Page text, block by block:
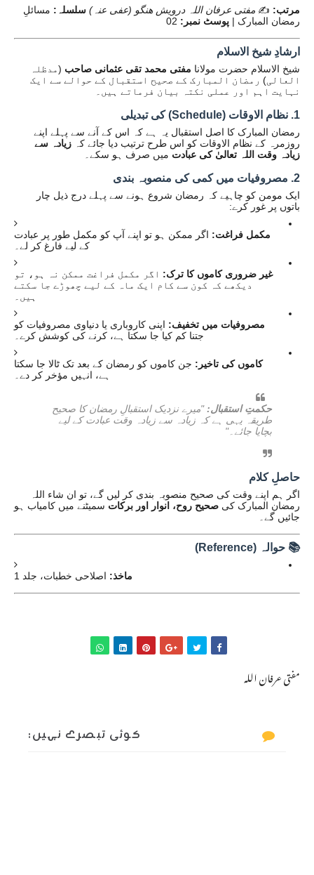
مرتب: ✍️ مفتی عرفان اللہ درویش ھنگو (عفی عنہ) سلسلہ: مسائلِ
رمضان المبارک | پوسٹ نمبر:
ارشادِ شیخ الاسلام
شیخ الاسلام حضرت مولانا مفتی محمد تقی عثمانی صاحب (مدظلہ
العالی) رمضان المبارک کے صحیح استقبال کے حوالے سے ایک
نہایت اہم اور عملی نکتہ بیان فرماتے ہیں۔
1. نظام الاوقات (Schedule) کی تبدیلی
رمضان المبارک کا اصل استقبال یہ ہے کہ اس کے آنے سے پہلے اپنے
روزمرہ کے نظام الاوقات کو اس طرح ترتیب دیا جائے کہ زیادہ سے
زیادہ وقت اللہ تعالیٰ کی عبادت میں صرف ہو سکے۔
2. مصروفیات میں کمی کی منصوبہ بندی
ایک مومن کو چاہیے کہ رمضان شروع ہونے سے پہلے درج ذیل چار
باتوں پر غور کرے:
مکمل فراغت: اگر ممکن ہو تو اپنے آپ کو مکمل طور پر عبادت
کے لیے فارغ کر لے۔
غیر ضروری کاموں کا ترک: اگر مکمل فراغت ممکن نہ ہو، تو
دیکھے کہ کون سے کام ایک ماہ کے لیے چھوڑے جا سکتے
ہیں۔
مصروفیات میں تخفیف: اپنی کاروباری یا دنیاوی مصروفیات کو
جتنا کم کیا جا سکتا ہے، کرنے کی کوشش کرے۔
کاموں کی تاخیر: جن کاموں کو رمضان کے بعد تک ٹالا جا سکتا
ہے، انہیں مؤخر کر دے۔
حکمتِ استقبال: "میرے نزدیک استقبالِ رمضان کا صحیح
طریقہ یہی ہے کہ زیادہ سے زیادہ وقت عبادت کے لیے
بچایا جائے۔"
حاصلِ کلام
اگر ہم اپنے وقت کی صحیح منصوبہ بندی کر لیں گے، تو ان شاء اللہ
رمضان المبارک کی صحیح روح، انوار اور برکات سمیٹنے میں کامیاب ہو
جائیں گے۔
📚 حوالہ (Reference)
ماخذ: اصلاحی خطبات، جلد 1
مفتی عرفان اللہ
کوئی تبصرے نہیں: